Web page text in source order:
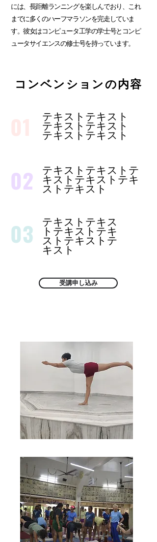
には、長距離ランニングを楽しんでおり、これ
までに多くのハーフマラソンを完走していま
す。彼女はコンピュータ工学の学士号とコンピ
ュータサイエンスの修士号を持っています。
コンベンションの内容
テキストテキスト
テキストテキスト
テキストテキスト
02
テキストテキストテ
キストテキストテキ
ストテキスト
03
テキストテキス
トテキストテキ
ストテキストテ
キスト
受講申し込み